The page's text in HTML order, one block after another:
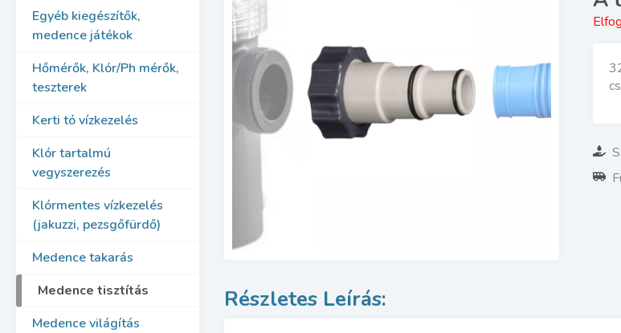
Egyéb kiegészítők,
medence játékok
Hőmérők, Klór/Ph mérők,
teszterek
Kerti tó vízkezelés
Klór tartalmú
vegyszerezés
Klórmentes vízkezelés
(jakuzzi, pezsgőfürdő)
Medence takarás
Medence tisztítás
Medence világítás